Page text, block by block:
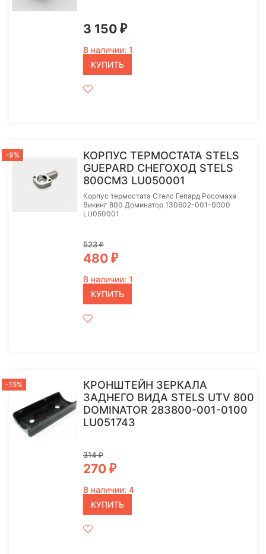
3 150 ₽
В наличии: 1
КУПИТЬ
-9%
КОРПУС ТЕРМОСТАТА STELS
GUEPARD СНЕГОХОД STELS
800СМ3 LU050001
Корпус термостата Стелс Гепард Росомаха
Викинг 800 Доминатор 130602-001-0000
LU050001
523₽
480 ₽
В наличии: 1
КУПИТЬ
-15%
КРОНШТЕЙН ЗЕРКАЛА
ЗАДНЕГО ВИДА STELS UTV 800
DOMINATOR 283800-001-0100
LU051743
314₽
270 ₽
В наличии: 4
КУПИТЬ